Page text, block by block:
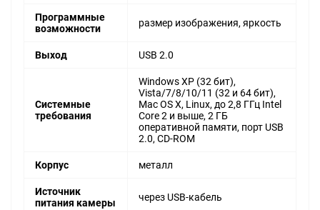
Программные
возможности
размер изображения, яркость
Выход USB 2.0
Системные
требования
Windows XP (32 бит),
Vista/7/8/10/11 (32 и 64 бит),
Mac OS X, Linux, до 2,8 ГГц Intel
Core 2 и выше, 2 ГБ
оперативной памяти, порт USB
2.0, CD-ROM
Корпус металл
Источник
питания камеры
через USB-кабель